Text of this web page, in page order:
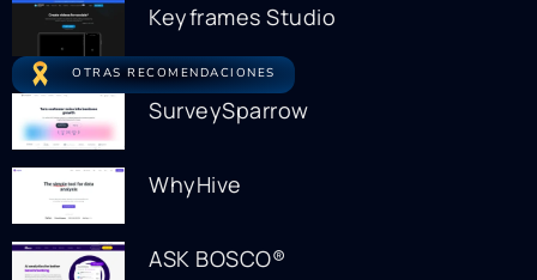
Keyframes Studio
OTRAS RECOMENDACIONES
SurveySparrow
WhyHive
ASK BOSCO®